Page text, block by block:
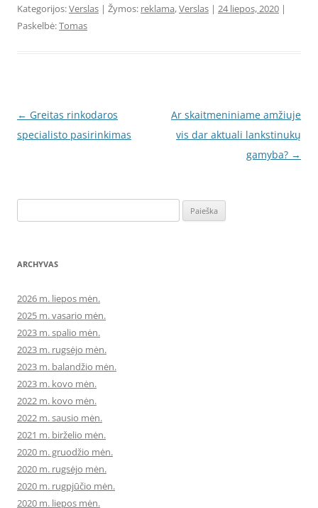
Kategorijos:Verslas | Žymos: reklama,Verslas | 24 liepos, 2020 |
Paskelbė:Tomas
Įrašo
navigacija
← Greitas rinkodaros
specialisto pasirinkimas
Ar skaitmeniniame amžiuje
vis dar aktuali lankstinukų
gamyba? →
ARCHYVAS
2026 m. liepos mėn.
2025 m. vasario mėn.
2023 m. spalio mėn.
2023 m. rugsėjo mėn.
2023 m. balandžio mėn.
2023 m. kovo mėn.
2022 m. kovo mėn.
2022 m. sausio mėn.
2021 m. birželio mėn.
2020 m. gruodžio mėn.
2020 m. rugsėjo mėn.
2020 m. rugpjūčio mėn.
2020 m. liepos mėn.